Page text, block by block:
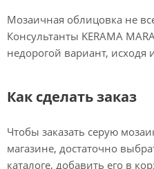
Мозаичная облицовка не
Консультанты KERAMA
недорогой вариант, исходя
Как сделать заказ
Чтобы заказать серую
магазине, достаточно
каталоге, добавить его в